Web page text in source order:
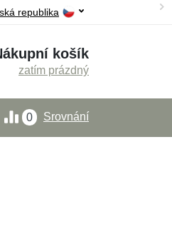
republika
košík
zatím prázdný
0 Srovnání